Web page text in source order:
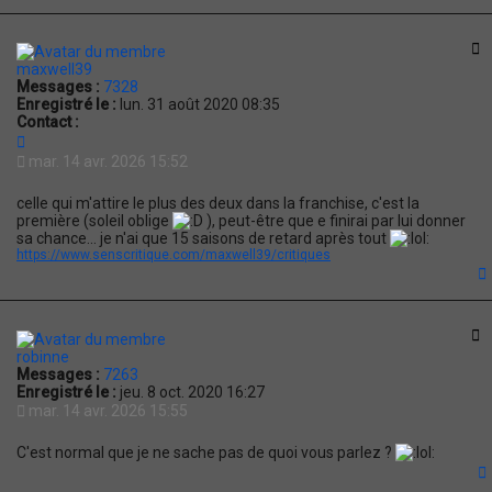
maxwell39
Messages : 7328
Enregistré le : lun. 31 août 2020 08:35
Contact :
o
a
c
t
e
m
x
w
e
l
l
3
mar. 14 avr. 2026 15:52
celle qui m'attire le plus des deux dans la franchise, c'est la
première (soleil oblige
), peut-être que e finirai par lui donner
sa chance... je n'ai que 15 saisons de retard après tout
https://www.senscritique.com/maxwell39/critiques
robinne
Messages : 7263
Enregistré le : jeu. 8 oct. 2020 16:27
mar. 14 avr. 2026 15:55
C'est normal que je ne sache pas de quoi vous parlez ?